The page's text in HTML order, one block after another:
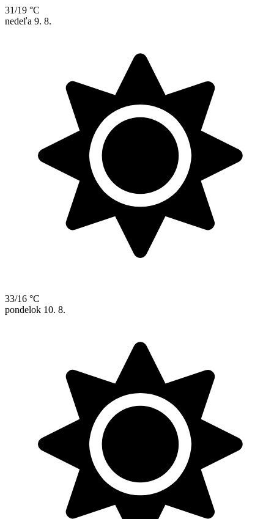
31/19 °C
nedeľa 9. 8.
33/16 °C
pondelok 10. 8.